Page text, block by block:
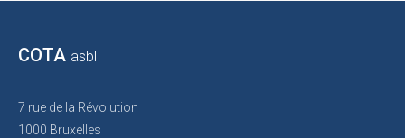
COTA asbl
7 rue de la Révolution
1000 Bruxelles